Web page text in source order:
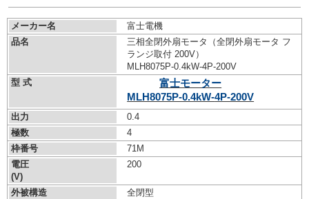
メーカー名
富士電機
品名
三相全閉外扇モータ（全閉外扇モータ フ
ランジ取付 200V）
MLH8075P-0.4kW-4P-200V
型 式
富士モーター
MLH8075P-0.4kW-4P-200V
出力
0.4
極数
4
枠番号
71M
電圧
(V)
200
外被構造
全閉型